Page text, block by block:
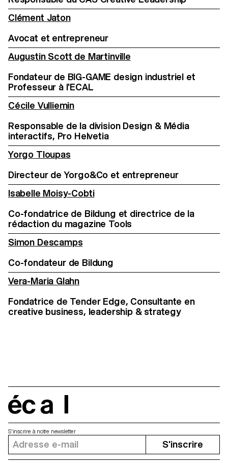
Clément Jaton
Avocat et entrepreneur
Augustin Scott de Martinville
Fondateur de BIG-GAME design industriel et
Professeur à l'ECAL
Cécile Vulliemin
Responsable de la division Design & Média
interactifs, Pro Helvetia
Yorgo Tloupas
Directeur de Yorgo&Co et entrepreneur
Isabelle Moisy-Cobti
Co-fondatrice de Bildung et directrice de la
rédaction du magazine Tools
Simon Descamps
Co-fondateur de Bildung
Vera-Maria Glahn
Fondatrice de Tender Edge, Consultante en
creative business, leadership & strategy
S'inscrire à notre newsletter
S'inscrire